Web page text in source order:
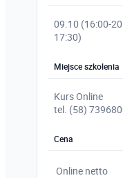
09.10 (16:00-
17:30)
Miejsce szkolenia
Kurs Online
tel. (58)
Cena
Online netto